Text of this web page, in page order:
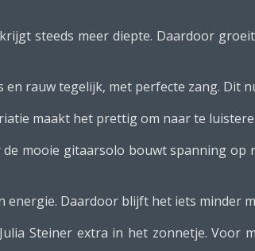
steeds meer diepte. Daardoor
rauw tegelijk, met perfecte zang. Dit
maakt het prettig om naar te
mooie gitaarsolo bouwt spanning op
energie. Daardoor blijft het iets minder
Steiner extra in het zonnetje. Voor